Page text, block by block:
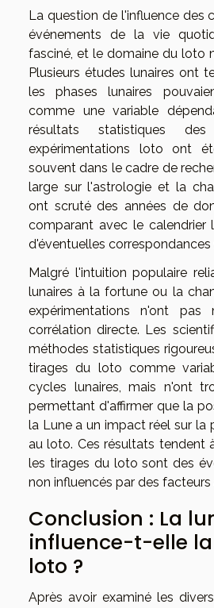
La question de l'influence des
événements de la vie
fasciné, et le domaine du loto
Plusieurs études lunaires ont
les phases lunaires
comme une variable
résultats statistiques des
expérimentations loto ont
souvent dans le cadre de
large sur l'astrologie et la
ont scruté des années de
comparant avec le calendrier
d'éventuelles correspondances
Malgré l'intuition populaire
lunaires à la fortune ou la
expérimentations n'ont
corrélation directe. Les
méthodes statistiques
tirages du loto comme
cycles lunaires, mais n'ont
permettant d'affirmer que la
la Lune a un impact réel sur la
au loto. Ces résultats tendent
les tirages du loto sont des
non influencés par des
Conclusion : La
influence-t-elle
loto ?
Après avoir examiné les